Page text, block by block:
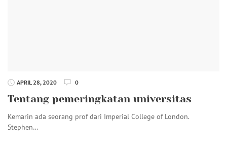
APRIL 28, 2020 0
Tentang pemeringkatan universitas
Kemarin ada seorang prof dari Imperial College of London.
Stephen…